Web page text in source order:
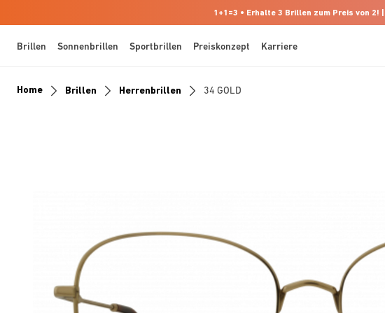
1+1=3 • Erhalte 3 Brillen zum Preis von 2! |
Brillen Sonnenbrillen Sportbrillen Preiskonzept Karriere
Home Brillen Herrenbrillen 34 GOLD